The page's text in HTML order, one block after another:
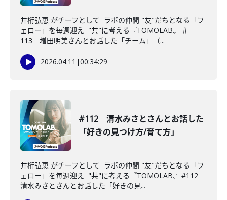
井桁弘恵 がチーフとして ラボの仲間 "友"だちとなる「フ
ェロー」を毎週迎え "共"に考える『TOMOLAB.』＃
113 増田明美さんとお話した「チーム」（...
2026.04.11 |00:34:29
#112 清水みさとさんとお話した
「好きの見つけ方/育て方」
井桁弘恵 がチーフとして ラボの仲間 "友"だちとなる「フ
ェロー」を毎週迎え "共"に考える『TOMOLAB.』#112
清水みさとさんとお話した「好きの見...